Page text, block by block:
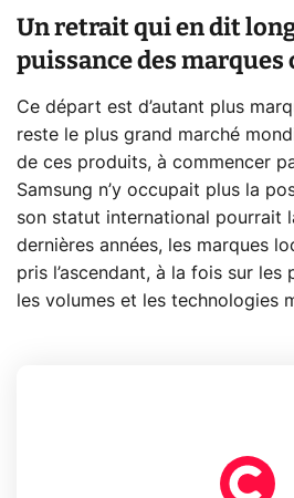
Un retrait qui en dit
puissance des marques
Ce départ est d’autant plus
reste le plus grand marché
de ces produits, à commencer
Samsung n’y occupait plus la
son statut international pourrait
dernières années, les marques
pris l’ascendant, à la fois sur les
les volumes et les technologies